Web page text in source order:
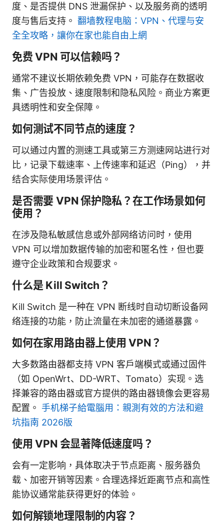
度、是否提供 DNS 泄漏保护、以及服务商的透明
度与售后支持。 翻墙教程电脑：VPN、代理与安
全全攻略，讓你在家也能自由上網
免费 VPN 可以信赖吗？
通常不建议长期依赖免费 VPN，可能存在数据收
集、广告投放、速度限制和隐私风险。商业方案更
具透明性和安全保障。
如何测试不同节点的速度？
可以通过内置的测速工具或第三方测速网站进行对
比，记录下载速率、上传速率和延迟（Ping），并
结合实际使用场景评估。
是否需要 VPN 保护隐私？在工作场景如何
使用？
在涉及隐私敏感信息或外部网络访问时，使用
VPN 可以增加数据传输的加密和匿名性，但也要
遵守企业政策和合规要求。
什么是 Kill Switch？
Kill Switch 是一种在 VPN 断线时自动切断设备网
络连接的功能，防止流量在未加密的通道暴露。
如何在家用路由器上使用 VPN？
大多数路由器都支持 VPN 客户端模式或通过固件
（如 OpenWrt、DD-WRT、Tomato）实现。选
择兼容的路由器或官方提供的路由器镜像会更容易
配置。 手机梯子給電腦用：親測有效的方法和避
坑指南 2026版
使用 VPN 会显著降低速度吗？
会有一定影响，具体取决于节点距离、服务器负
载、加密开销等因素。合理选择近距离节点和高性
能协议通常能获得更好的体验。
如何解锁地理限制的内容？